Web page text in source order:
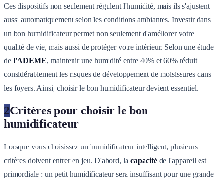
Ces dispositifs non seulement régulent l'humidité, mais ils s'ajustent
aussi automatiquement selon les conditions ambiantes. Investir dans
un bon humidificateur permet non seulement d'améliorer votre
qualité de vie, mais aussi de protéger votre intérieur. Selon une étude
de l'ADEME, maintenir une humidité entre 40% et 60% réduit
considérablement les risques de développement de moisissures dans
les foyers. Ainsi, choisir le bon humidificateur devient essentiel.
2Critères pour choisir le bon
humidificateur
Lorsque vous choisissez un humidificateur intelligent, plusieurs
critères doivent entrer en jeu. D'abord, la capacité de l'appareil est
primordiale : un petit humidificateur sera insuffisant pour une grande